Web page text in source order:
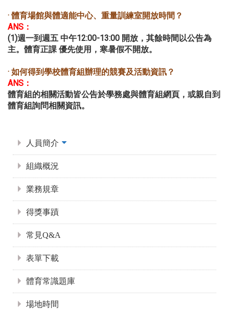
· 體育場館與體適能中心、重量訓練室開放時間？
ANS：
(1)週一到週五 中午12:00-13:00 開放，其餘時間以公告為
主。體育正課 優先使用，寒暑假不開放。
· 如何得到學校體育組辦理的競賽及活動資訊？
ANS：
體育組的相關活動皆公告於學務處與體育組網頁，或親自到
體育組詢問相關資訊。
人員簡介
組織概況
業務規章
得獎事蹟
常見Q&A
表單下載
體育常識題庫
場地時間